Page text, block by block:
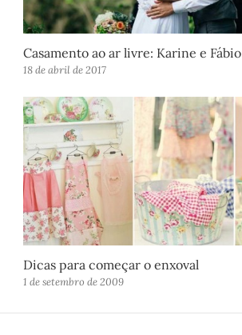
Casamento ao ar livre: Karine e Fábio
18 de abril de 2017
Dicas para começar o enxoval
1 de setembro de 2009